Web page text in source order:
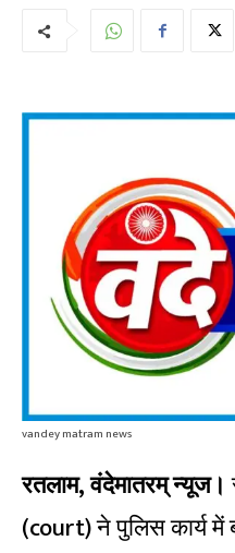
vandey matram news
रतलाम, वंदेमातरम् न्यूज।
(court) ने पुलिस कार्य में